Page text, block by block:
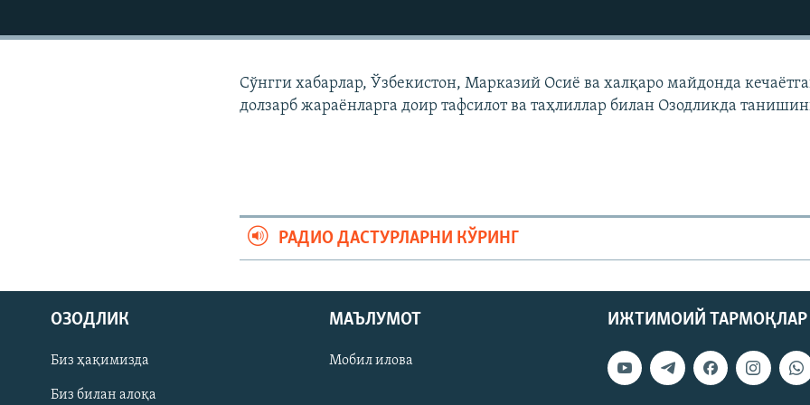
На русском
ИЖТИМОИЙ ТАРМОҚЛАР
Сўнгги хабарлар, Ўзбекистон, Марказий Осиë ва халқаро майдонда
долзарб жараëнларга доир тафсилот ва таҳлиллар билан Озодликда
РАДИО ДАСТУРЛАРНИ КЎРИНГ
ИЖТИМОИЙ ТАРМОҚЛАР
ОЗОДЛИК
Биз ҳақимизда
Биз билан алоқа
МАЪЛУМОТ
Мобил илова